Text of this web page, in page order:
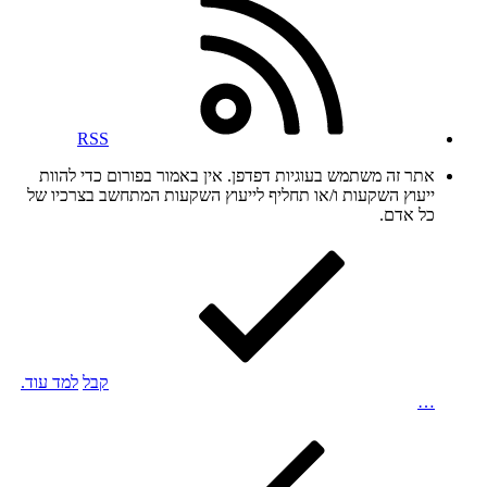
RSS
אתר זה משתמש בעוגיות דפדפן. אין באמור בפורום כדי להוות
ייעוץ השקעות ו/או תחליף לייעוץ השקעות המתחשב בצרכיו של
כל אדם.
קבל למד עוד.
…